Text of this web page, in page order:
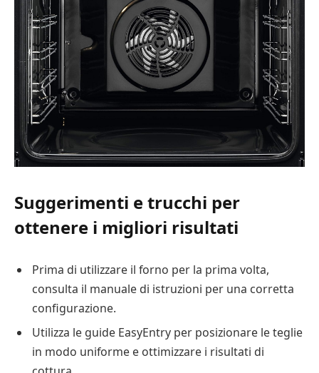
Suggerimenti e trucchi per
ottenere i migliori risultati
Prima di utilizzare il forno per la prima volta,
consulta il manuale di istruzioni per una corretta
configurazione.
Utilizza le guide EasyEntry per posizionare le teglie
in modo uniforme e ottimizzare i risultati di